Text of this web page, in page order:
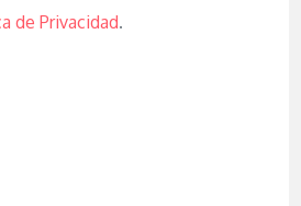
de Privacidad.